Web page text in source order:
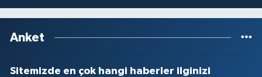
Anket
Sitemizde en çok hangi haberler ilginizi